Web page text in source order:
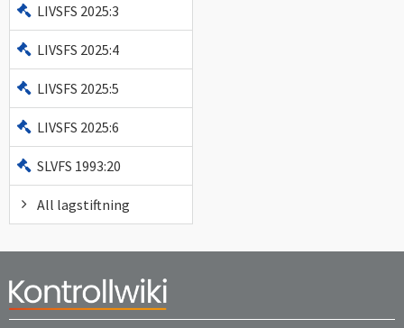
LIVSFS 2025:3
LIVSFS 2025:4
LIVSFS 2025:5
LIVSFS 2025:6
SLVFS 1993:20
All lagstiftning